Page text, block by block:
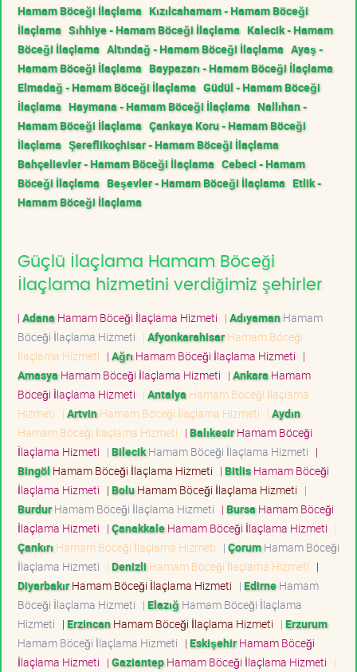
Hamam Böceği İlaçlama Kızılcahamam - Hamam Böceği
İlaçlama Sıhhiye - Hamam Böceği İlaçlama Kalecik - Hamam
Böceği İlaçlama Altındağ - Hamam Böceği İlaçlama Ayaş -
Hamam Böceği İlaçlama Baypazarı - Hamam Böceği İlaçlama
Elmadağ - Hamam Böceği İlaçlama Güdül - Hamam Böceği
İlaçlama Haymana - Hamam Böceği İlaçlama Nallıhan -
Hamam Böceği İlaçlama Çankaya Koru - Hamam Böceği
İlaçlama Şereflikoçhisar - Hamam Böceği İlaçlama
Bahçelievler - Hamam Böceği İlaçlama Cebeci - Hamam
Böceği İlaçlama Beşevler - Hamam Böceği İlaçlama Etlik -
Hamam Böceği İlaçlama
Güçlü İlaçlama Hamam Böceği
İlaçlama hizmetini verdiğimiz şehirler
| Adana Hamam Böceği İlaçlama Hizmeti | AdıyamanHamam
Böceği İlaçlama Hizmeti | AfyonkarahisarHamam Böceği
İlaçlama Hizmeti | Ağrı Hamam Böceği İlaçlama Hizmeti |
Amasya Hamam Böceği İlaçlama Hizmeti | Ankara Hamam
Böceği İlaçlama Hizmeti | Antalya Hamam Böceği İlaçlama
Hizmeti | ArtvinHamam Böceği İlaçlama Hizmeti | Aydın
Hamam Böceği İlaçlama Hizmeti | BalıkesirHamam Böceği
İlaçlama Hizmeti | BilecikHamam Böceği İlaçlama Hizmeti |
Bingöl Hamam Böceği İlaçlama Hizmeti | BitlisHamam Böceği
İlaçlama Hizmeti | BoluHamam Böceği İlaçlama Hizmeti |
BurdurHamam Böceği İlaçlama Hizmeti | Bursa Hamam Böceği
İlaçlama Hizmeti | ÇanakkaleHamam Böceği İlaçlama Hizmeti |
Çankırı Hamam Böceği İlaçlama Hizmeti | ÇorumHamam Böceği
İlaçlama Hizmeti | Denizli Hamam Böceği İlaçlama Hizmeti |
DiyarbakırHamam Böceği İlaçlama Hizmeti | EdirneHamam
Böceği İlaçlama Hizmeti | Elazığ Hamam Böceği İlaçlama
Hizmeti | ErzincanHamam Böceği İlaçlama Hizmeti | Erzurum
Hamam Böceği İlaçlama Hizmeti | EskişehirHamam Böceği
İlaçlama Hizmeti | GaziantepHamam Böceği İlaçlama Hizmeti |